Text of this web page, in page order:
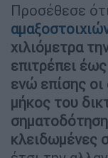
Προσέθεσε
χιλιόμετρα
επιτρέπει
ενώ επίσης
μήκος του
σηματοδότηση
κλειδωμένες